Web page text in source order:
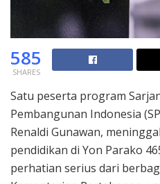
585
SHARES
Satu peserta program
Pembangunan Indonesia
Renaldi Gunawan,
pendidikan di Yon Parako
perhatian serius dari